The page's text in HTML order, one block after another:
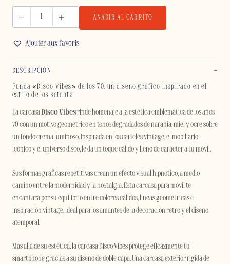
IPHONE
cantidad
AÑADIR AL CARRITO
Ajouter aux favoris
DESCRIPCIÓN
Funda «Disco Vibes» de los 70: un diseño gráfico inspirado en el
estilo de los setenta
La carcasaDisco Vibesrinde homenaje a la estética emblemática de los años
70 con un motivo geométrico en tonos degradados de naranja, miel y ocre sobre
un fondo crema luminoso. Inspirada en los carteles vintage, el mobiliario
icónico y el universo disco, le da un toque cálido y lleno de carácter a tu móvil.
Sus formas gráficas repetitivas crean un efecto visual hipnótico, a medio
camino entre la modernidad y la nostalgia. Esta carcasa para móvil te
encantará por su equilibrio entre colores cálidos, líneas geométricas e
inspiración vintage, ideal para los amantes de la decoración retro y el diseño
atemporal.
Más allá de su estética, la carcasa Disco Vibes protege eficazmente tu
smartphone gracias a su diseño de doble capa. Una carcasa exterior rígida de